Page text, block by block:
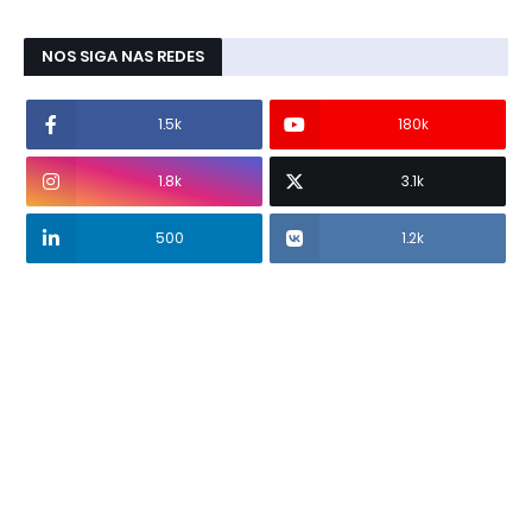
NOS SIGA NAS REDES
1.5k 180k
1.8k 3.1k
500 1.2k